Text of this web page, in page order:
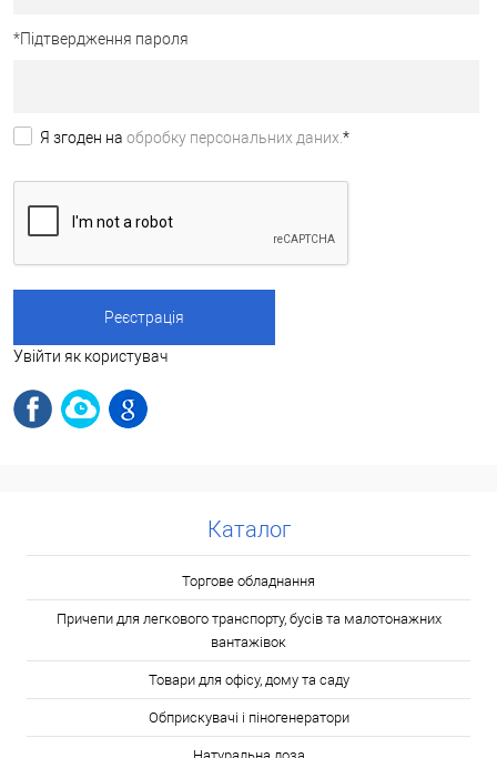
*Підтвердження пароля
Я згоден на обробку персональних даних. *
Увійти як користувач
Каталог
Торгове обладнання
Причепи для легкового транспорту, бусів та малотонажних
вантажівок
Товари для офісу, дому та саду
Обприскувачі і піногенератори